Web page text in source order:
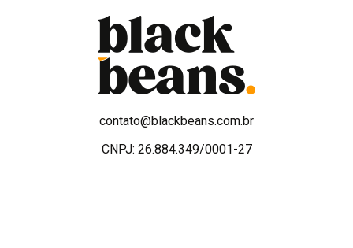
contato@blackbeans.com.br
CNPJ: 26.884.349/0001-27